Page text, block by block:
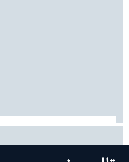
بينوتو يردّ على شائعات ساينز